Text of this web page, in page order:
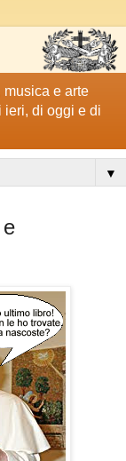
musica e arte
ieri, di oggi e di
▼